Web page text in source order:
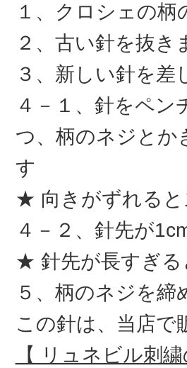
１、クロシェの
２、古い針を抜き
３、新しい針を差
４－１、針をペ
つ、柄のネジとか
す
★ 向きがずれる
４－２、針先が
★ 針先が長すぎる
５、柄のネジを締
この針は、当店で
【 リュネビル刺